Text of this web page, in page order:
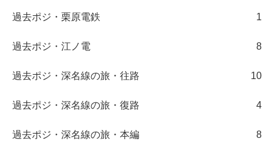
過去ポジ・栗原電鉄 1
過去ポジ・江ノ電 8
過去ポジ・深名線の旅・往路 10
過去ポジ・深名線の旅・復路 4
過去ポジ・深名線の旅・本編 8